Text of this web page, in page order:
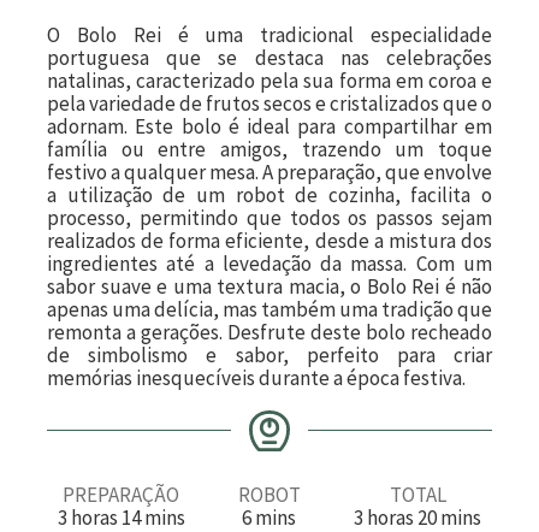
O Bolo Rei é uma tradicional especialidade
portuguesa que se destaca nas celebrações
natalinas, caracterizado pela sua forma em coroa e
pela variedade de frutos secos e cristalizados que o
adornam. Este bolo é ideal para compartilhar em
família ou entre amigos, trazendo um toque
festivo a qualquer mesa. A preparação, que envolve
a utilização de um robot de cozinha, facilita o
processo, permitindo que todos os passos sejam
realizados de forma eficiente, desde a mistura dos
ingredientes até a levedação da massa. Com um
sabor suave e uma textura macia, o Bolo Rei é não
apenas uma delícia, mas também uma tradição que
remonta a gerações. Desfrute deste bolo recheado
de simbolismo e sabor, perfeito para criar
memórias inesquecíveis durante a época festiva.
PREPARAÇÃO
3hhoras 14mmins
ROBOT
6m
mins
TOTAL
3 h
horas 20m
mins